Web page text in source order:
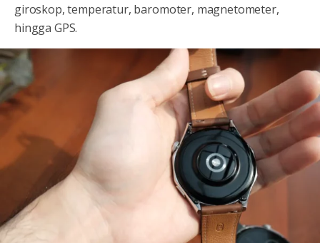
giroskop, temperatur, baromoter, magnetometer,
hingga GPS.